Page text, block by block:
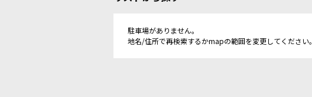
駐車場がありません。
地名/住所で再検索するかmapの範囲を変更してください。